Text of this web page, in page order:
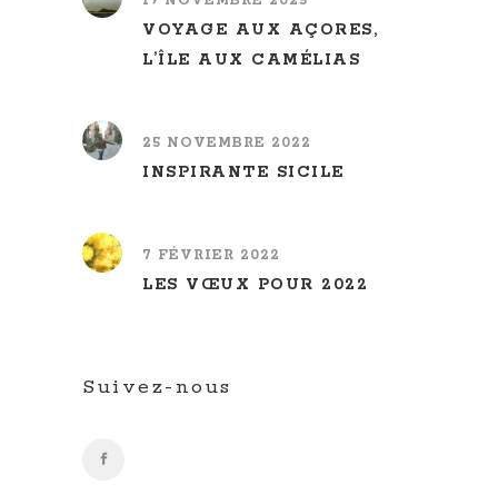
VOYAGE AUX AÇORES,
L’ÎLE AUX CAMÉLIAS
25 NOVEMBRE 2022
INSPIRANTE SICILE
7 FÉVRIER 2022
LES VŒUX POUR 2022
Suivez-nous